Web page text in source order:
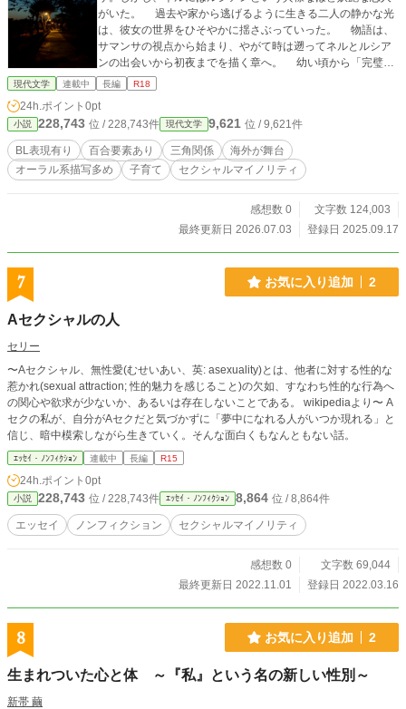
がいた。 過去や家から逃げるように生きる二人の静かな光
は、彼女の世界をひそやかに揺さぶっていった。 物語は、
サマンサの視点から始まり、やがて時は遡ってネルとルシア
ンの出会いから初夜までを描く章へ。 幼い頃から「完璧」
を演じてきたネルと、ジェンダーの枠を軽やかに飛び越える
軌跡が語られる。 続く章では、第一子エヴァの誕生、 そして
第二子フェリックスが生まれ、彼がフィッツロイ公爵家の跡
継ぎとなるまでを静かに綴る。 時は流れ、エヴァとフェリッ
クスの思春期から結婚、 新しい家族を築く未来へ──。 血
のつながりや世間からの視線に翻弄されながらも、それぞれ
生、そして愛の多様性を描く現代ファミリーロマンス。 ※本
作は 『愛してる、と言って死んで』 『忘れられた面影』
たら……という、セルフ二次創作的なパラレル作品です。※
で』のヒロイン・サマンサと同世代として登場しますが、本
て読んでいただけるよう構成しています。 フルハウスなどの
海外ドラマを彷彿とさせるような雰囲気で、明確な起承転結
や救済のあるストーリーではありませんが、それぞれの「ゆ
がみ」と「祈り」に、どこか心の片隅をかすめるようなもの
があれば幸いです。 BLでも百合でもないですが、BLや百合
が好きな方向けの内容です。 海外ドラマ風 女装男子 男装女
ヤンデレ
現代文学 連載中 長編 R18
24h.ポイント 0pt
小説 228,743 位 / 228,743件 現代文学 9,621 位 / 9,621件
BL表現有り 百合要素あり 三角関係
海外が舞台
オーラル系描写多め
子育て セクシャルマイノリティ
感想数 0
文字数 124,003
最終更新日 2026.07.03
登録日 2025.09.17
7 お気に入り追加 2
Aセクシャルの人
セリー
〜Aセクシャル、無性愛(むせいあい、英: asexuality)とは、他者に対する性的な
惹かれ(sexual attraction; 性的魅力を感じること)の欠如、すなわち性的な行為へ
の関心や欲求が少ないか、あるいは存在しないことである。 wikipediaより〜 A
セクの私が、自分がAセクだと気づかずに「夢中になれる人がいつか現れる」と
信じ、暗中模索しながら生きていく。そんな面白くもなんともない話。
ｴｯｾｲ・ﾉﾝﾌｨｸｼｮﾝ 連載中 長編 R15
24h.ポイント 0pt
小説 228,743 位 / 228,743件 ｴｯｾｲ・ﾉﾝﾌｨｸｼｮﾝ 8,864 位 / 8,864件
エッセイ ノンフィクション セクシャルマイノリティ
感想数 0
文字数 69,044
最終更新日 2022.11.01
登録日 2022.03.16
8 お気に入り追加 2
生まれついた心と体 ～『私』という名の新しい性別～
新帯 繭